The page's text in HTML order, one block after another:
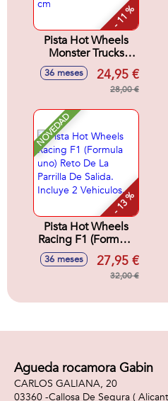
- 11 %
Pista Hot Wheels
Monster Trucks
Mordedura De
Serpiente 31x36x9
36 meses 24,95 €
28,00 €
NOVEDAD
- 13 %
Pista Hot Wheels
Racing F1 (Formula
uno) Reto De La
Parrilla De Salida.
Incluye 2 Vehiculos.
36 meses 27,95 €
32,00 €
Agueda rocamora Gabin
CARLOS GALIANA, 20
03360 -Callosa De Segura (